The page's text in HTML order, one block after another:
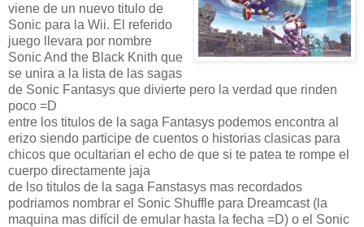
viene de un nuevo titulo de
Sonic para la Wii. El referido
juego llevara por nombre
Sonic And the Black Knith que
se unira a la lista de las sagas
de Sonic Fantasys que divierte pero la verdad que rinden
poco =D
entre los titulos de la saga Fantasys podemos encontra al
erizo siendo participe de cuentos o historias clasicas para
chicos que ocultarian el echo de que si te patea te rompe el
cuerpo directamente jaja
de lso titulos de la saga Fanstasys mas recordados
podriamos nombrar el Sonic Shuffle para Dreamcast (la
maquina mas difícil de emular hasta la fecha =D) o el Sonic